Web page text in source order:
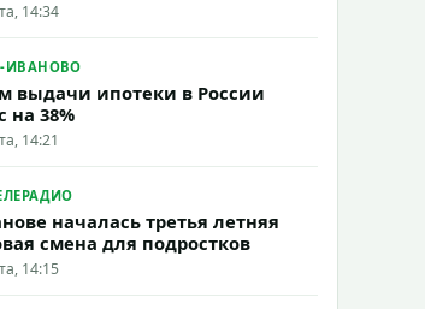
14:34
ИВАНОВО
выдачи ипотеки в России
на 38%
14:21
началась третья летняя
смена для подростков
14:15